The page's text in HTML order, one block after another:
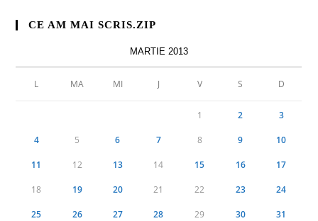
CE AM MAI SCRIS.ZIP
MARTIE 2013
L MA MI J V S D
1 2 3
4 5 6 7 8 9 10
11 12 13 14 15 16 17
18 19 20 21 22 23 24
25 26 27 28 29 30 31